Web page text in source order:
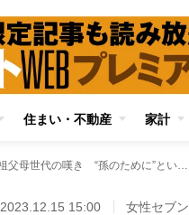
住まい・不動産 家計
「子育ては終わったはずなのに…」孫育てに疲弊する祖父母世代の嘆き “孫のために”という義務感がストレスに
2023.12.15 15:00 女性セブン